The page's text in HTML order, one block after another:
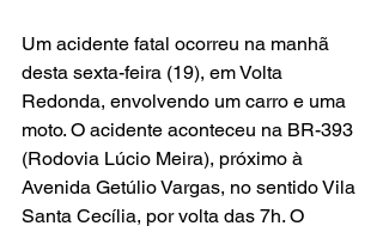
Um acidente fatal ocorreu na manhã
desta sexta-feira (19), em Volta
Redonda, envolvendo um carro e uma
moto. O acidente aconteceu na BR-393
(Rodovia Lúcio Meira), próximo à
Avenida Getúlio Vargas, no sentido Vila
Santa Cecília, por volta das 7h. O